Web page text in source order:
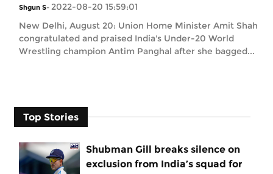
Shgun S- 2022-08-20 15:59:01
New Delhi, August 20: Union Home Minister Amit Shah
congratulated and praised India's Under-20 World
Wrestling champion Antim Panghal after she bagged...
Top Stories
Shubman Gill breaks silence on
exclusion from India’s squad for